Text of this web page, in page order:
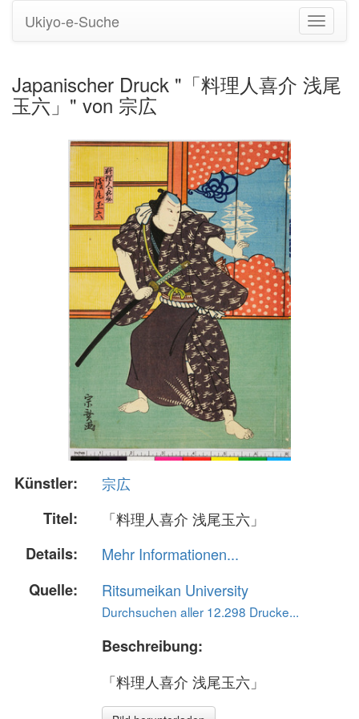
Ukiyo-e-Suche
Japanischer Druck "「料理人喜介 浅尾
玉六」" von 宗広
Künstler:
宗広
Titel:
「料理人喜介 浅尾玉六」
Details:
Mehr Informationen...
Quelle:
Ritsumeikan University
Durchsuchen aller 12.298 Drucke...
Beschreibung:
「料理人喜介 浅尾玉六」